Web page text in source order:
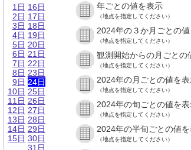
1日
2日
3日
4日
5日
6日
7日
8日
9日
10日
11日
12日
13日
14日
15日
16日
17日
18日
19日
20日
21日
22日
23日
24日
25日
26日
27日
28日
29日
30日
31日
年ごとの値を表示
（地点を指定してください）
2024年の３か月ごとの
（地点を指定してください）
観測開始からの月ごとの
（地点を指定してください）
2024年の月ごとの値を
（地点を指定してください）
2024年の旬ごとの値を
（地点を指定してください）
2024年の半旬ごとの値
（地点を指定してください）